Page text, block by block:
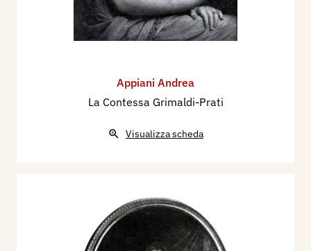
Appiani Andrea
La Contessa Grimaldi-Prati
Visualizza scheda